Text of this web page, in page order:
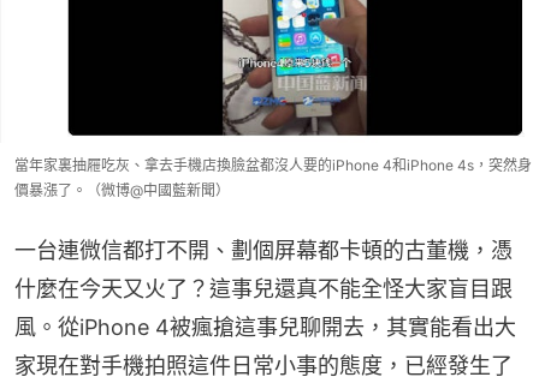
當年家裏抽屜吃灰、拿去手機店換臉盆都沒人要的iPhone 4和iPhone 4s，突然身
價暴漲了。（微博@中國藍新聞）
一台連微信都打不開、劃個屏幕都卡頓的古董機，憑
什麼在今天又火了？這事兒還真不能全怪大家盲目跟
風。從iPhone 4被瘋搶這事兒聊開去，其實能看出大
家現在對手機拍照這件日常小事的態度，已經發生了